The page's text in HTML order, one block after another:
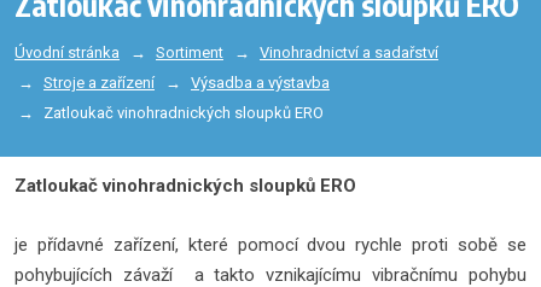
Úvodní stránka Sortiment
Vinohradnictví a sadařství
Stroje a zařízení
Výsadba a výstavba
Zatloukač vinohradnických sloupků ERO
Zatloukač vinohradnických sloupků ERO
je přídavné zařízení, které pomocí dvou rychle proti sobě se
pohybujících závaží a takto vznikajícímu vibračnímu pohybu